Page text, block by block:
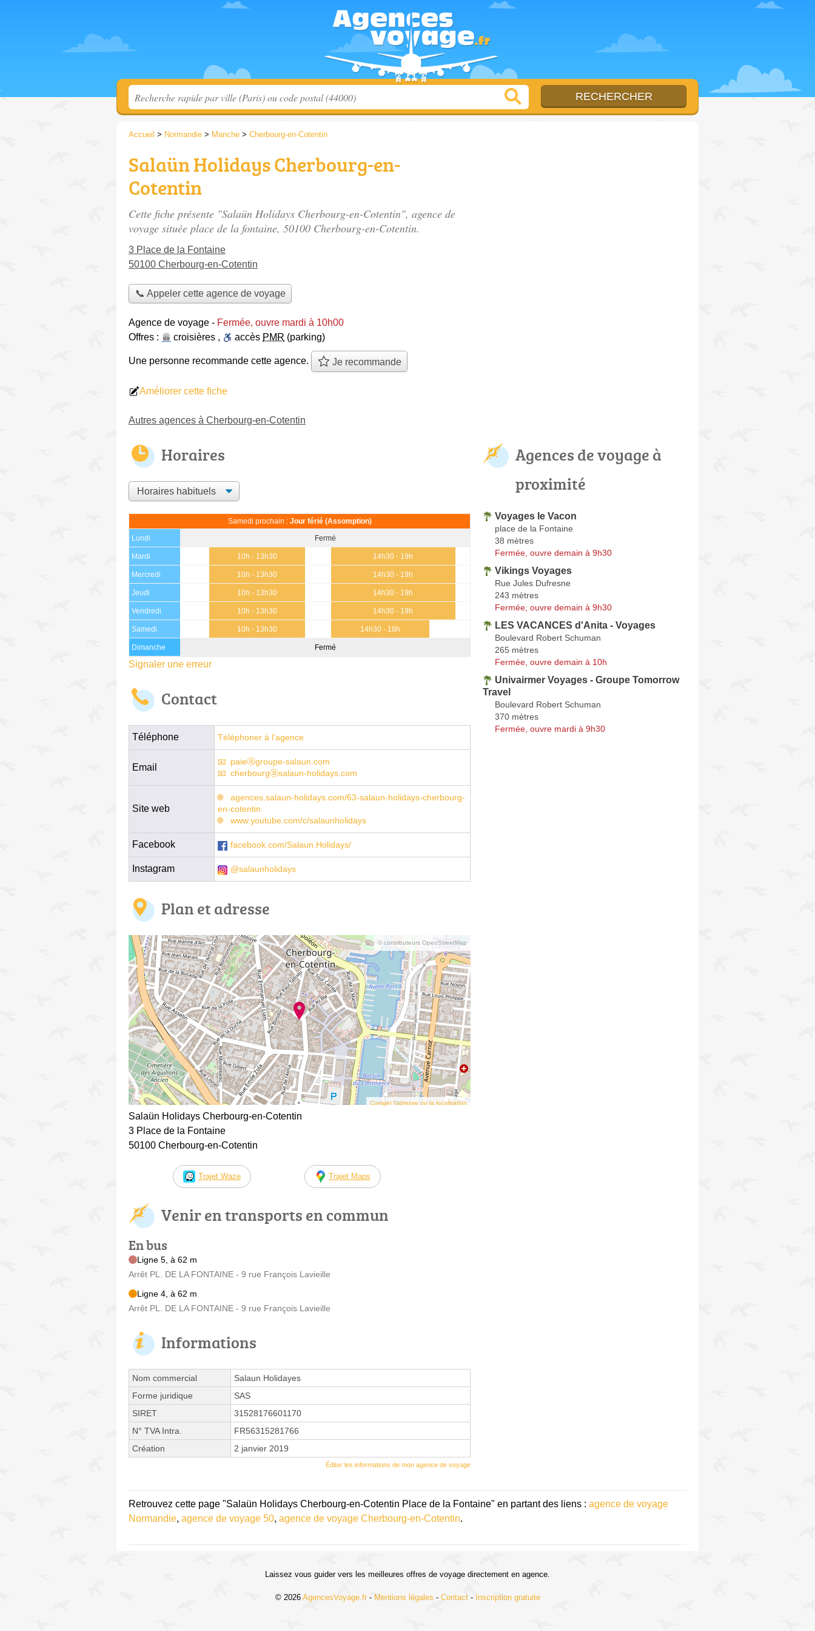
Accueil > Normandie > Manche > Cherbourg-en-Cotentin
Salaün Holidays Cherbourg-en-
Cotentin
Cette fiche présente "Salaün Holidays Cherbourg-en-Cotentin", agence de
voyage située place de la fontaine, 50100 Cherbourg-en-Cotentin.
3 Place de la Fontaine
50100 Cherbourg-en-Cotentin
📞 Appeler cette agence de voyage
Agence de voyage - Fermée, ouvre mardi à 10h00
Offres :
croisières , accès PMR (parking)
Une personne recommande cette agence. Je recommande
Améliorer cette fiche
Autres agences à Cherbourg-en-Cotentin
Horaires
Samedi prochain : Jour férié (Assomption)
Lundi Fermé
Mardi 10h - 13h30 14h30 - 19h
Mercredi 10h - 13h30 14h30 - 19h
Jeudi 10h - 13h30 14h30 - 19h
Vendredi 10h - 13h30 14h30 - 19h
Samedi 10h - 13h30 14h30 - 18h
Dimanche Fermé
Signaler une erreur
Contact
Téléphone Téléphoner à l'agence
Email
paieⓐgroupe-salaun.com
cherbourgⓐsalaun-holidays.com
Site web
agences.salaun-holidays.com/63-salaun-holidays-cherbourg-
en-cotentin
www.youtube.com/c/salaunholidays
Facebook facebook.com/Salaun.Holidays/
Instagram @salaunholidays
Plan et adresse
© contributeurs OpenStreetMap
Corriger l’adresse ou la localisation
Salaün Holidays Cherbourg-en-Cotentin
3 Place de la Fontaine
50100 Cherbourg-en-Cotentin
Trajet Waze Trajet Maps
Venir en transports en commun
En bus
Ligne 5, à 62 m
Arrêt PL. DE LA FONTAINE - 9 rue François Lavieille
Ligne 4, à 62 m
Arrêt PL. DE LA FONTAINE - 9 rue François Lavieille
Informations
Nom commercial
Salaun Holidayes
Forme juridique
SAS
SIRET
31528176601170
N° TVA Intra.
FR56315281766
Création
2 janvier 2019
Éditer les informations de mon agence de voyage
Agences de voyage à
proximité
Voyages le Vacon
place de la Fontaine
38 mètres
Fermée, ouvre demain à 9h30
Vikings Voyages
Rue Jules Dufresne
243 mètres
Fermée, ouvre demain à 9h30
LES VACANCES d'Anita - Voyages
Boulevard Robert Schuman
265 mètres
Fermée, ouvre demain à 10h
Univairmer Voyages - Groupe Tomorrow
Travel
Boulevard Robert Schuman
370 mètres
Fermée, ouvre mardi à 9h30
Retrouvez cette page "Salaün Holidays Cherbourg-en-Cotentin Place de la Fontaine" en partant des liens : agence de voyage
Normandie, agence de voyage 50, agence de voyage Cherbourg-en-Cotentin.
Laissez vous guider vers les meilleures offres de voyage directement en agence.
© 2026 AgencesVoyage.fr - Mentions légales - Contact- Inscription gratuite